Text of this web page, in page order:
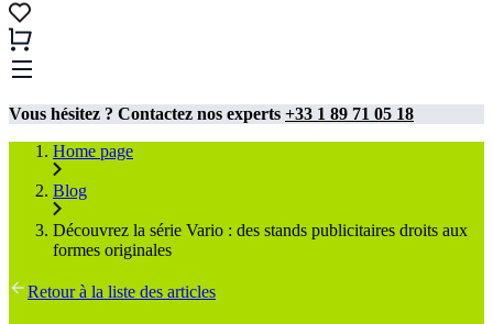
Vous hésitez ? Contactez nos experts +33 1 89 71 05 18
Home page
Blog
Découvrez la série Vario : des stands publicitaires droits aux
formes originales
Retour à la liste des articles